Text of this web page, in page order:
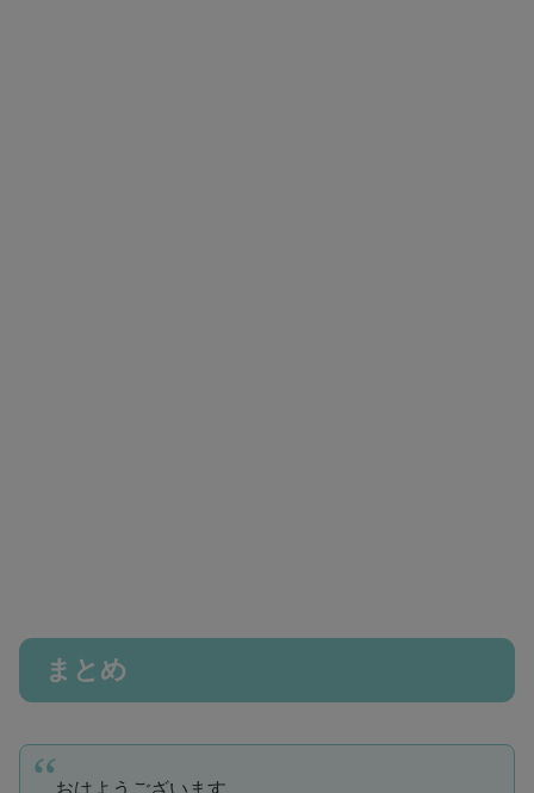
まとめ
おはようございます。